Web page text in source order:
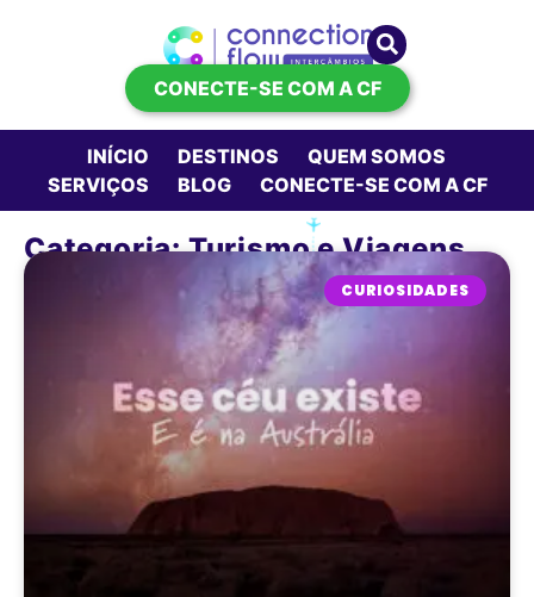
CONECTE-SE COM A CF
INÍCIO DESTINOS
QUEM SOMOS
SERVIÇOS
BLOG CONECTE-SE COM A CF
Categoria: Turismo e Viagens
CURIOSIDADES